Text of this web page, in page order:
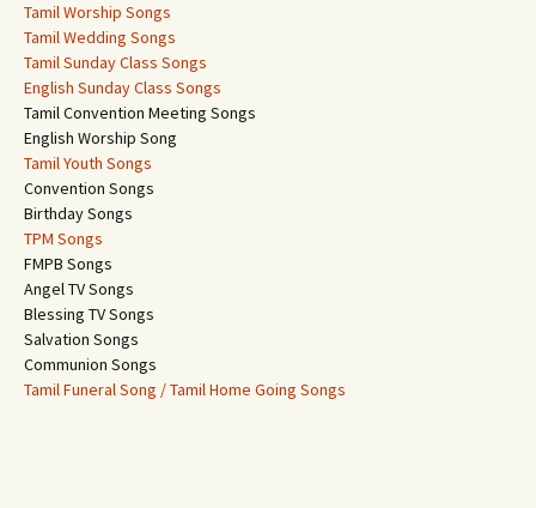
Tamil Worship Songs
Tamil Wedding Songs
Tamil Sunday Class Songs
English Sunday Class Songs
Tamil Convention Meeting Songs
English Worship Song
Tamil Youth Songs
Convention Songs
Birthday Songs
TPM Songs
FMPB Songs
Angel TV Songs
Blessing TV Songs
Salvation Songs
Communion Songs
Tamil Funeral Song / Tamil Home Going Songs